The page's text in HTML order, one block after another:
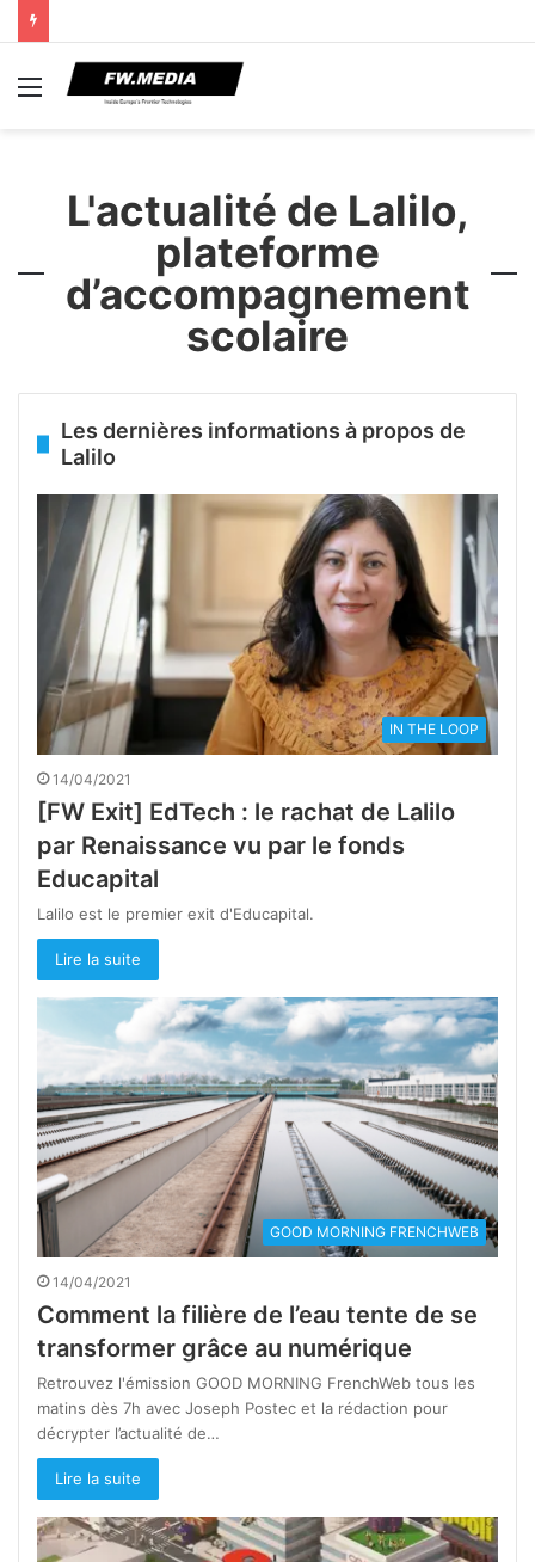
Menu
L'actualité de Lalilo,
plateforme
d’accompagnement
scolaire
Les dernières informations à propos de
Lalilo
IN THE LOOP
14/04/2021
[FW Exit] EdTech : le rachat de Lalilo
par Renaissance vu par le fonds
Educapital
Lalilo est le premier exit d'Educapital.
Lire la suite
GOOD MORNING FRENCHWEB
14/04/2021
Comment la filière de l’eau tente de se
transformer grâce au numérique
Retrouvez l'émission GOOD MORNING FrenchWeb tous les
matins dès 7h avec Joseph Postec et la rédaction pour
décrypter l’actualité de…
Lire la suite